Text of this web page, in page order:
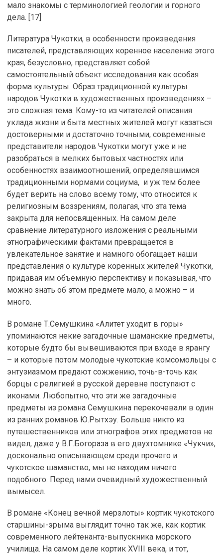
мало знакомы с терминологией геологии и горного
дела. [17]
Литература Чукотки, в особенности произведения
писателей, представляющих коренное население этого
края, безусловно, представляет собой
самостоятельный объект исследования как особая
форма культуры. Образ традиционной культуры
народов Чукотки в художественных произведениях –
это сложная тема. Кому-то из читателей описания
уклада жизни и быта местных жителей могут казаться
достоверными и достаточно точными, современные
представители народов Чукотки могут уже и не
разобраться в мелких бытовых частностях или
особенностях взаимоотношений, определявшимся
традиционными нормами социума, и уж тем более
будет верить на слово всему тому, что относится к
религиозным воззрениям, полагая, что эта тема
закрыта для непосвященных. На самом деле
сравнение литературного изложения с реальными
этнографическими фактами превращается в
увлекательное занятие и намного обогащает наши
представления о культуре коренных жителей Чукотки,
придавая им объемную перспективу и показывая, что
можно знать об этом предмете мало, а можно – и
много.
В романе Т.Семушкина «Алитет уходит в горы»
упоминаются некие загадочные шаманские предметы,
которые будто бы вывешиваются при входе в ярангу
– и которые потом молодые чукотские комсомольцы с
энтузиазмом предают сожжению, точь-в-точь как
борцы с религией в русской деревне поступают с
иконами. Любопытно, что эти же загадочные
предметы из романа Семушкина перекочевали в один
из ранних романов Ю.Рытхэу. Больше никто из
путешественников или этнографов этих предметов не
видел, даже у В.Г.Богораза в его двухтомнике «Чукчи»,
досконально описывающем среди прочего и
чукотское шаманство, мы не находим ничего
подобного. Перед нами очевидный художественный
вымысел.
В романе «Конец вечной мерзлоты» кортик чукотского
старшины-эрыма выглядит точно так же, как кортик
современного лейтенанта-выпускника морского
училища. На самом деле кортик XVIII века, и тот,